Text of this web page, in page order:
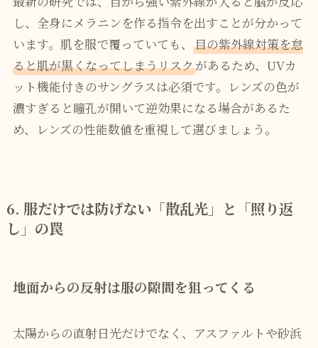
し、全身にメラニンを作る指令を出すことが分かって
います。肌を服で覆っていても、 目の紫外線対策を怠
ると肌が黒くなってしまうリスクがあるため、UVカ
ット機能付きのサングラスは必須です。レンズの色が
濃すぎると瞳孔が開いて逆効果になる場合があるた
め、レンズの性能数値を重視して選びましょう。
6. 服だけでは防げない「散乱光」と「照り返
し」の罠
地面からの反射は服の隙間を狙ってくる
太陽からの直射日光だけでなく、アスファルトや砂浜